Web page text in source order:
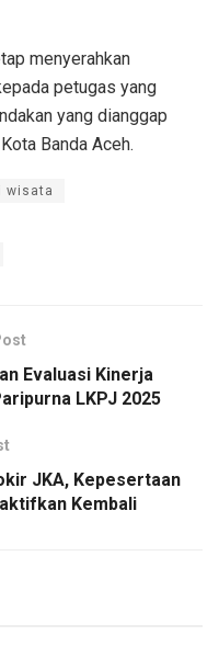
menyerahkan
petugas yang
yang dianggap
Banda Aceh.
wisata
Evaluasi Kinerja
LKPJ 2025
JKA, Kepesertaan
Kembali